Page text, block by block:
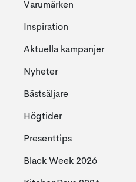
Varumärken
Inspiration
Aktuella kampanjer
Nyheter
Bästsäljare
Högtider
Presenttips
Black Week 2026